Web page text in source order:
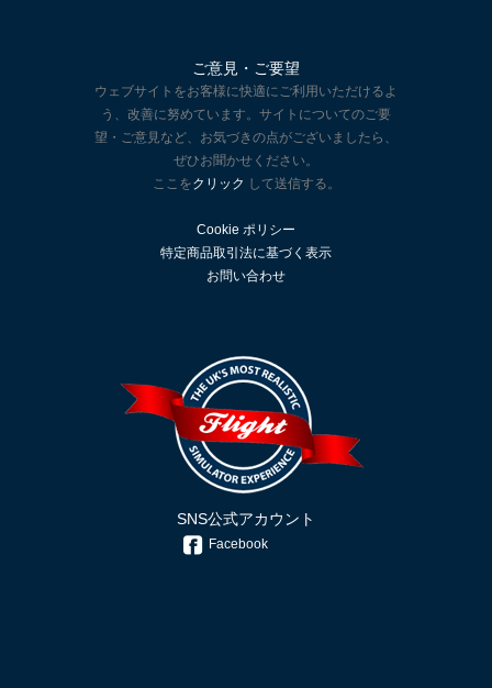
ご意見・ご要望
ウェブサイトをお客様に快適にご利用いただけるよ
う、改善に努めています。サイトについてのご要
望・ご意見など、お気づきの点がございましたら、
ぜひお聞かせください。
ここをクリック して送信する。
Cookie ポリシー
特定商品取引法に基づく表示
お問い合わせ
SNS公式アカウント
Facebook